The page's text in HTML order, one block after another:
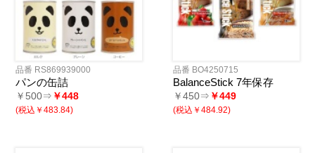
品番 RS869939000
パンの缶詰
￥500⇒ ￥448
(税込￥483.84)
品番 BO4250715
BalanceStick 7年保存
￥450⇒ ￥449
(税込￥484.92)